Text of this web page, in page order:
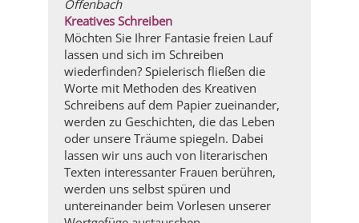
Offenbach
Kreatives Schreiben
Möchten Sie Ihrer Fantasie freien Lauf
lassen und sich im Schreiben
wiederfinden? Spielerisch fließen die
Worte mit Methoden des Kreativen
Schreibens auf dem Papier zueinander,
werden zu Geschichten, die das Leben
oder unsere Träume spiegeln. Dabei
lassen wir uns auch von literarischen
Texten interessanter Frauen berühren,
werden uns selbst spüren und
untereinander beim Vorlesen unserer